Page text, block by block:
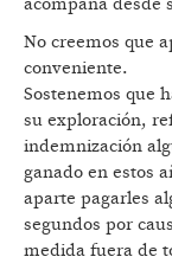
acompaña desde
No creemos que
conveniente.
Sostenemos que
su exploración,
indemnización
ganado en estos
aparte pagarles
segundos por
medida fuera de